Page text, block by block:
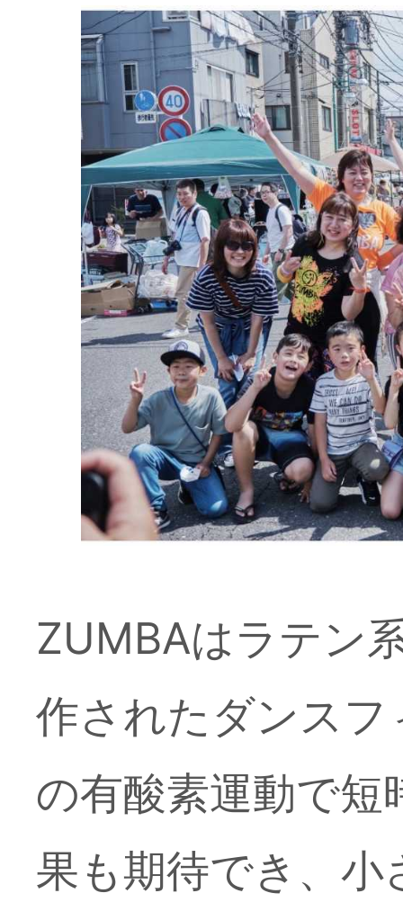
ZUMBAはラテン
作されたダンス
の有酸素運動で
果も期待でき、